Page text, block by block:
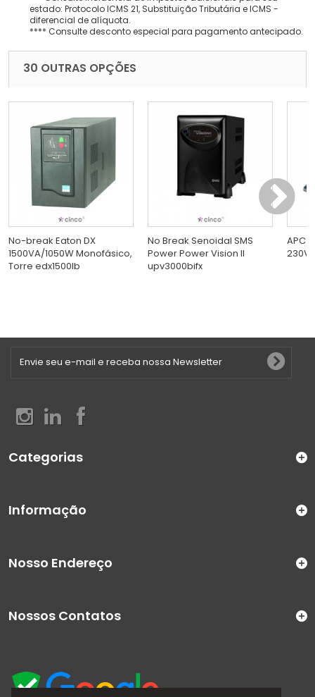
estado: Protocolo ICMS 21, Substituição Tributária e ICMS -
diferencial de alíquota.
**** Consulte desconto especial para pagamento antecipado.
30 OUTRAS OPÇÕES
No-break Eaton DX
1500VA/1050W Monofásico,
Torre edx1500lb
No Break Senoidal SMS
Power Power Vision II
upv3000bifx
APC
230V
Categorias
Informação
Nosso Endereço
Nossos Contatos